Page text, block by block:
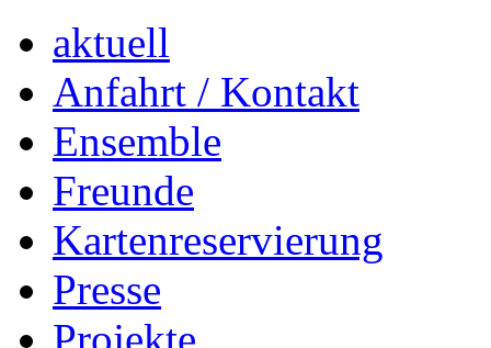
aktuell
Anfahrt / Kontakt
Ensemble
Freunde
Kartenreservierung
Presse